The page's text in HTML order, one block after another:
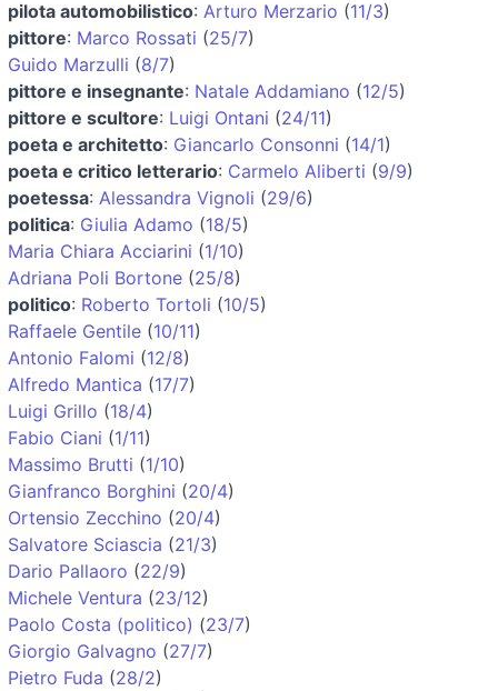
pilota automobilistico: Arturo Merzario (11/3)
pittore: Marco Rossati (25/7)
Guido Marzulli (8/7)
pittore e insegnante: Natale Addamiano (12/5)
pittore e scultore: Luigi Ontani (24/11)
poeta e architetto: Giancarlo Consonni (14/1)
poeta e critico letterario: Carmelo Aliberti (9/9)
poetessa: Alessandra Vignoli (29/6)
politica: Giulia Adamo (18/5)
Maria Chiara Acciarini (1/10)
Adriana Poli Bortone (25/8)
politico: Roberto Tortoli (10/5)
Raffaele Gentile (10/11)
Antonio Falomi (12/8)
Alfredo Mantica (17/7)
Luigi Grillo (18/4)
Fabio Ciani (1/11)
Massimo Brutti (1/10)
Gianfranco Borghini (20/4)
Ortensio Zecchino (20/4)
Salvatore Sciascia (21/3)
Dario Pallaoro (22/9)
Michele Ventura (23/12)
Paolo Costa (politico) (23/7)
Giorgio Galvagno (27/7)
Pietro Fuda (28/2)